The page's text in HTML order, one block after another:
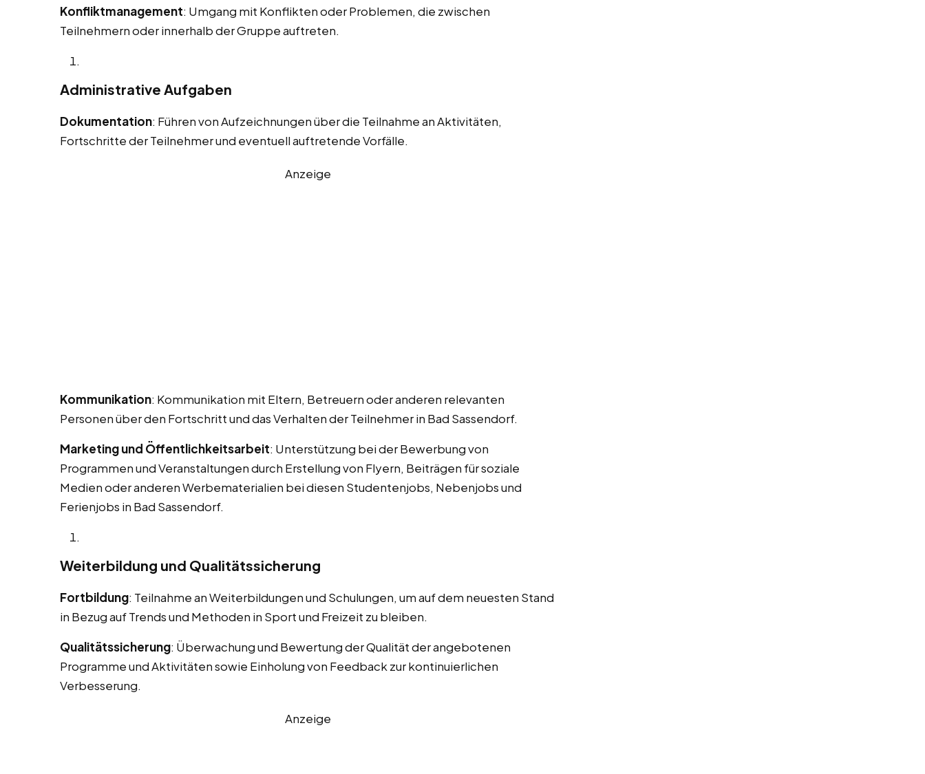
Konfliktmanagement: Umgang mit Konflikten oder Problemen, die zwischen
Teilnehmern oder innerhalb der Gruppe auftreten.
Administrative Aufgaben
Dokumentation: Führen von Aufzeichnungen über die Teilnahme an Aktivitäten,
Fortschritte der Teilnehmer und eventuell auftretende Vorfälle.
Anzeige
Kommunikation: Kommunikation mit Eltern, Betreuern oder anderen relevanten
Personen über den Fortschritt und das Verhalten der Teilnehmer in Bad Sassendorf.
Marketing und Öffentlichkeitsarbeit: Unterstützung bei der Bewerbung von
Programmen und Veranstaltungen durch Erstellung von Flyern, Beiträgen für soziale
Medien oder anderen Werbematerialien bei diesen Studentenjobs, Nebenjobs und
Ferienjobs in Bad Sassendorf.
Weiterbildung und Qualitätssicherung
Fortbildung: Teilnahme an Weiterbildungen und Schulungen, um auf dem neuesten Stand
in Bezug auf Trends und Methoden in Sport und Freizeit zu bleiben.
Qualitätssicherung: Überwachung und Bewertung der Qualität der angebotenen
Programme und Aktivitäten sowie Einholung von Feedback zur kontinuierlichen
Verbesserung.
Anzeige